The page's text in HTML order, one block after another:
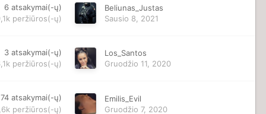
6 atsakymai(-ų)
peržiūros(-ų)
Beliunas_Justas
Sausio 8, 2021
3 atsakymai(-ų)
peržiūros(-ų)
Los_Santos
Gruodžio 11, 2020
74 atsakymai(-ų)
peržiūros(-ų)
Emilis_Evil
Gruodžio 7, 2020